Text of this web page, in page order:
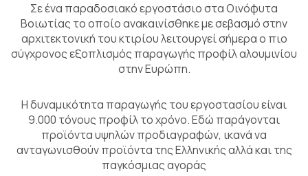
Σε ένα παραδοσιακό εργοστάσιο στα Οινόφυτα
Βοιωτίας το οποίo ανακαινίσθηκε με σεβασμό στην
αρχιτεκτονική του κτιρίου λειτουργεί σήμερα ο πιο
σύγχρονος εξοπλισμός παραγωγής προφίλ αλουμινίου
στην Ευρώπη.
Η δυναμικότητα παραγωγής του εργοστασίου είναι
9.000 τόνους προφίλ το χρόνο. Εδώ παράγονται
προϊόντα υψηλών προδιαγραφών, ικανά να
ανταγωνισθούν προϊόντα της Ελληνικής αλλά και της
παγκόσμιας αγοράς